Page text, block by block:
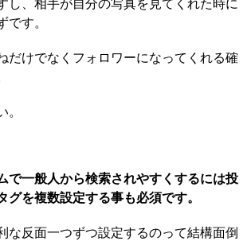
し、相手が自分の写真を見てくれた時に
です。
だけでなくフォロワーになってくれる確
。
で一般人から検索されやすくするには投
グを複数設定する事も必須です。
な反面一つずつ設定するのって結構面倒